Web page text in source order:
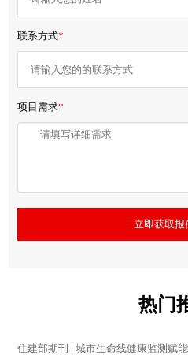
联系方式*
项目需求*
立即获取报
热门
住建部期刊 | 城市生命线健康监测赋